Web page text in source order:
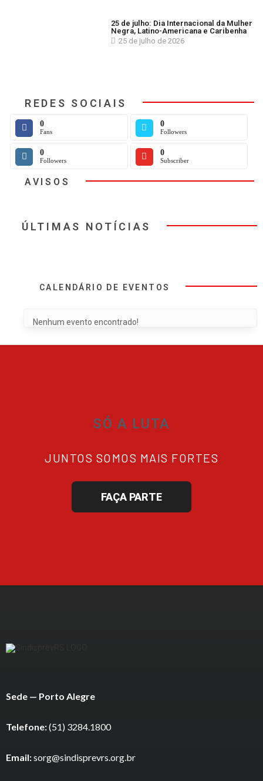
25 de julho: Dia Internacional da Mulher
Negra, Latino-Americana e Caribenha
25 de julho de 2026
REDES SOCIAIS
0
Fans
0
Followers
0
Followers
0
Subscriber
AVISOS
ÚLTIMAS NOTÍCIAS
CALENDÁRIO DE EVENTOS
Nenhum evento encontrado!
SÓ A LUTA
JUNTOS SOMOS MAIS FORTES
FAÇA PARTE
Sede — Porto Alegre
Telefone:(51) 3284.1800
Email:sorg@sindisprevrs.org.br